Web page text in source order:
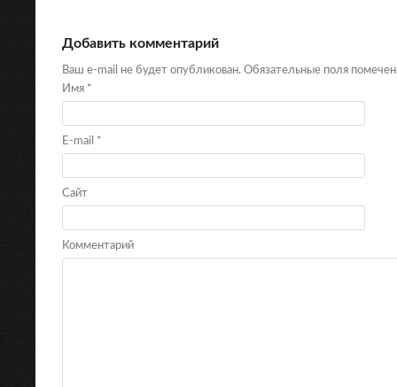
Добавить комментарий
Ваш e-mail не будет опубликован. Обязательные поля
Имя *
E-mail *
Сайт
Комментарий